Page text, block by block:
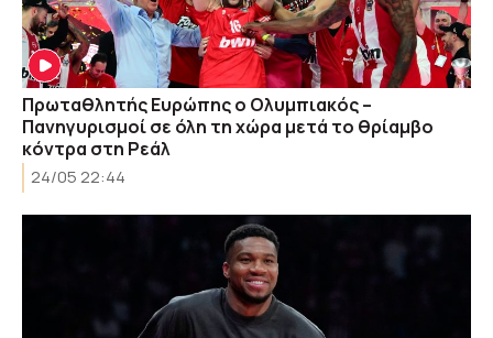
Πρωταθλητής Ευρώπης ο Ολυμπιακός –
Πανηγυρισμοί σε όλη τη χώρα μετά το θρίαμβο
κόντρα στη Ρεάλ
24/05 22:44